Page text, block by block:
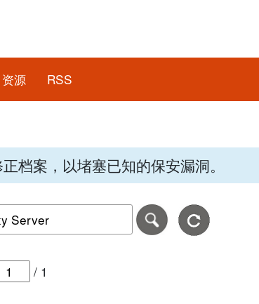
资源 RSS
档案，以堵塞已知的保安漏洞。
月月-年年年年。
期，格式为-日日-月月-年年年年。
或 CVE ID 搜寻保安警报
/ 1